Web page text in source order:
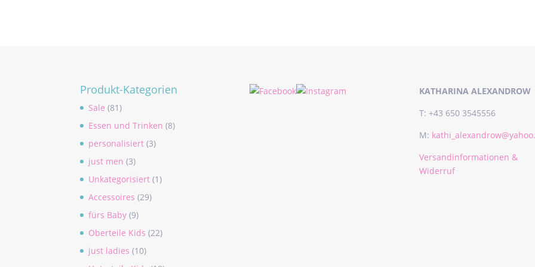
Produkt-Kategorien
Sale (81)
Essen und Trinken (8)
personalisiert (3)
just men (3)
Unkategorisiert (1)
Accessoires (29)
fürs Baby (9)
Oberteile Kids (22)
just ladies (10)
KATHARINA ALEXANDROW
T: +43 650 3545556
M:
Versandinformationen &
Widerruf